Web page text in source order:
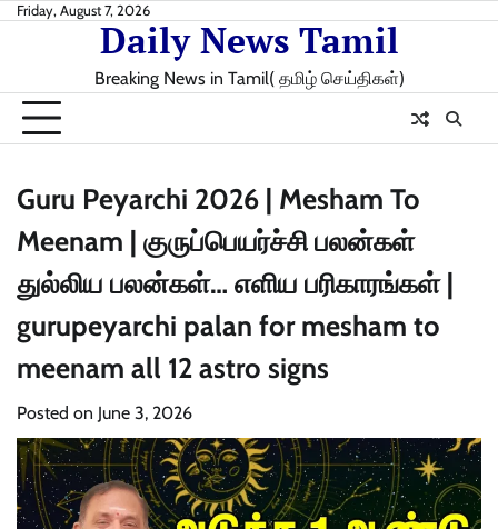
SkipFriday, August 7, 2026
Daily News Tamil
Breaking News in Tamil( தமிழ் செய்திகள்)
Guru Peyarchi 2026 | Mesham To
Meenam | குருப்பெயர்ச்சி பலன்கள்
துல்லிய பலன்கள்… எளிய பரிகாரங்கள் |
gurupeyarchi palan for mesham to
meenam all 12 astro signs
Posted on June 3, 2026